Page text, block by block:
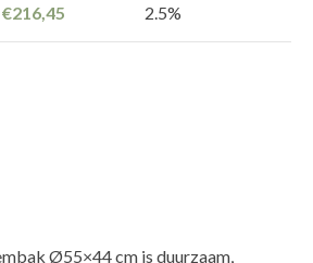
€216,45 2.5%
Ø55×44 cm is duurzaam,